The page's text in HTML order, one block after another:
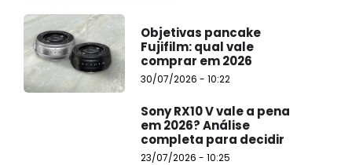
Objetivas pancake
Fujifilm: qual vale
comprar em 2026
30/07/2026 - 10:22
Sony RX10 V vale a pena
em 2026? Análise
completa para decidir
23/07/2026 - 10:25